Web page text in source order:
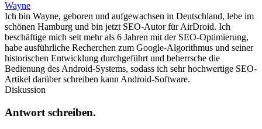
Wayne
Ich bin Wayne, geboren und aufgewachsen in Deutschland, lebe im
schönen Hamburg und bin jetzt SEO-Autor für AirDroid. Ich
beschäftige mich seit mehr als 6 Jahren mit der SEO-Optimierung,
habe ausführliche Recherchen zum Google-Algorithmus und seiner
historischen Entwicklung durchgeführt und beherrsche die
Bedienung des Android-Systems, sodass ich sehr hochwertige SEO-
Artikel darüber schreiben kann Android-Software.
Diskussion
Antwort schreiben.